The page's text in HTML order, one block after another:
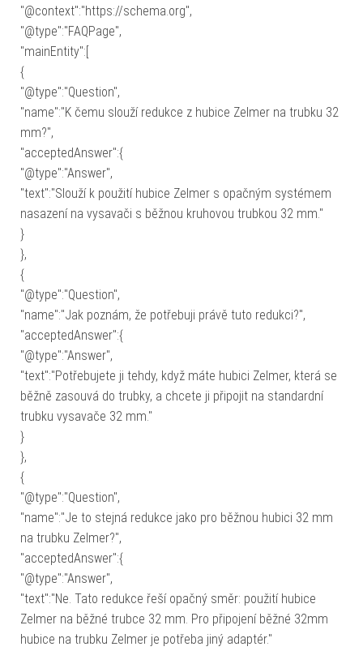
"@context":"https://schema.org",
"@type":"FAQPage",
"mainEntity":[
{
"@type":"Question",
"name":"K čemu slouží redukce z hubice Zelmer na trubku 32
mm?",
"acceptedAnswer":{
"@type":"Answer",
"text":"Slouží k použití hubice Zelmer s opačným systémem
nasazení na vysavači s běžnou kruhovou trubkou 32 mm."
}
},
{
"@type":"Question",
"name":"Jak poznám, že potřebuji právě tuto redukci?",
"acceptedAnswer":{
"@type":"Answer",
"text":"Potřebujete ji tehdy, když máte hubici Zelmer, která se
běžně zasouvá do trubky, a chcete ji připojit na standardní
trubku vysavače 32 mm."
}
},
{
"@type":"Question",
"name":"Je to stejná redukce jako pro běžnou hubici 32 mm
na trubku Zelmer?",
"acceptedAnswer":{
"@type":"Answer",
"text":"Ne. Tato redukce řeší opačný směr: použití hubice
Zelmer na běžné trubce 32 mm. Pro připojení běžné 32mm
hubice na trubku Zelmer je potřeba jiný adaptér."